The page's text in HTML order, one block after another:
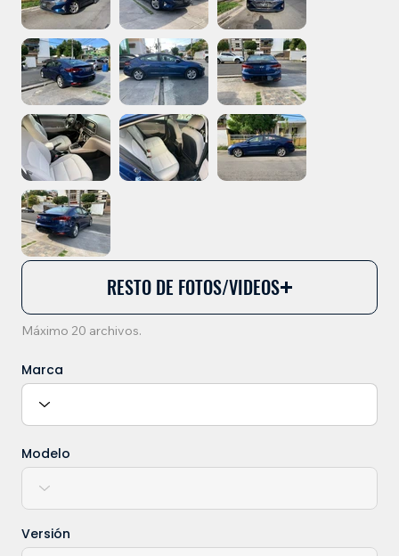
RESTO DE FOTOS/VIDEOS
Máximo 20 archivos.
Marca
Modelo
Versión